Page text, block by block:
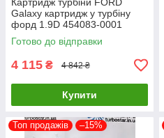
Galaxy картридж у турбіну
форд 1.9D 454083-0001
454065-0002 454082-0001
454097-1
Готово до відправки
4 115 ₴ 4 842 ₴
Купити
Топ продажів –15%